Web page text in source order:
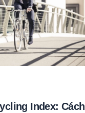
Index: Cách